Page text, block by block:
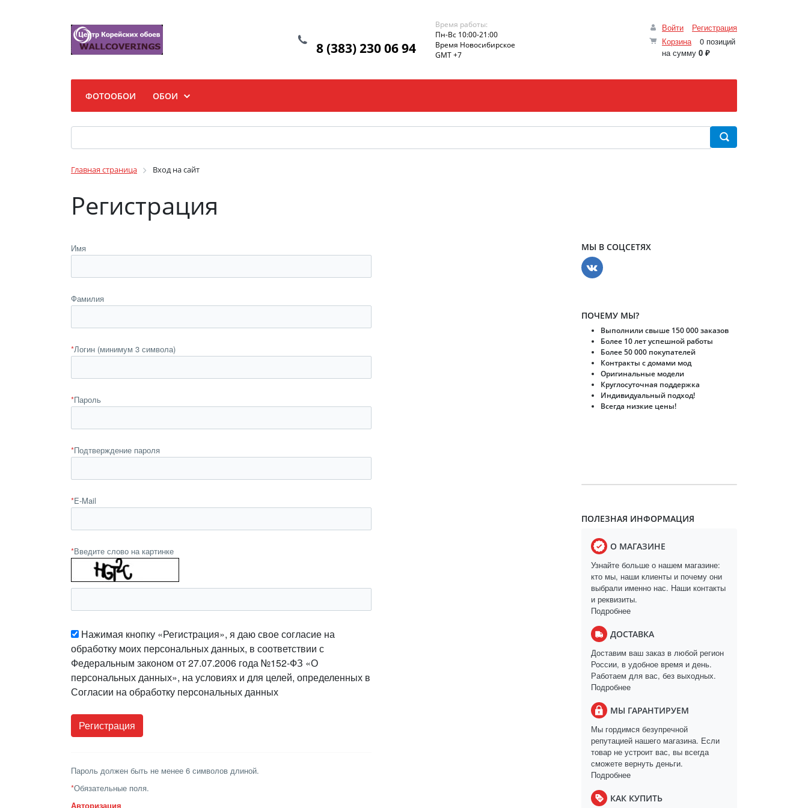
Войти
Регистрация
Корзина
0 позиций
на сумму 0 ₽
8 (383) 230 06 94
Время работы:
Пн-Вс 10:00-21:00
Время Новосибирское
GMT +7
ФОТООБОИ ОБОИ
Главная страница Вход на сайт
Регистрация
Имя
Фамилия
*Логин (минимум 3 символа)
*Пароль
*Подтверждение пароля
*E-Mail
*Введите слово на картинке
Нажимая кнопку «Регистрация», я даю свое согласие на
обработку моих персональных данных, в соответствии с
Федеральным законом от 27.07.2006 года №152-ФЗ «О
персональных данных», на условиях и для целей, определенных в
Согласии на обработку персональных данных
Пароль должен быть не менее 6 символов длиной.
*Обязательные поля.
Авторизация
МЫ В СОЦСЕТЯХ
ПОЧЕМУ МЫ?
Выполнили свыше 150 000 заказов
Более 10 лет успешной работы
Более 50 000 покупателей
Контракты с домами мод
Оригинальные модели
Круглосуточная поддержка
Индивидуальный подход!
Всегда низкие цены!
ПОЛЕЗНАЯ ИНФОРМАЦИЯ
О МАГАЗИНЕ
Узнайте больше о нашем магазине:
кто мы, наши клиенты и почему они
выбрали именно нас. Наши контакты
и реквизиты.
Подробнее
ДОСТАВКА
Доставим ваш заказ в любой регион
России, в удобное время и день.
Работаем для вас, без выходных.
Подробнее
МЫ ГАРАНТИРУЕМ
Мы гордимся безупречной
репутацией нашего магазина. Если
товар не устроит вас, вы всегда
сможете вернуть деньги.
Подробнее
КАК КУПИТЬ